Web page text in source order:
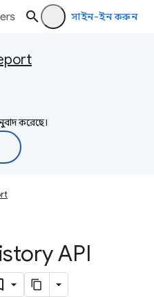
সাইন-ইন করুন
করেছে।
API